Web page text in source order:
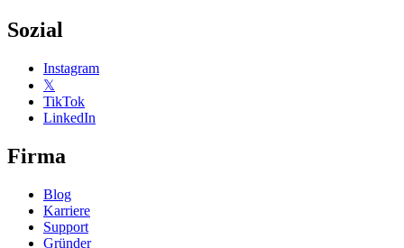
Sozial
Instagram
𝕏
TikTok
LinkedIn
Firma
Blog
Karriere
Support
Gründer